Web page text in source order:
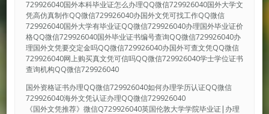
729926040国外本科毕业证怎么办理QQ微信729926040国外大学文
凭高仿真制作QQ微信729926040办国外文凭可找工作QQ微信
729926040国外大学有毕业证QQ微信729926040办理国外毕业证价
格QQ微信729926040国外毕业证书编号查询QQ微信729926040办
理国外文凭要交定金吗QQ微信729926040办国外可查文凭QQ微信
729926040网上购买真文凭可信吗QQ微信729926040学士学位证书
查询机构QQ微信729926040
国外资格证书办理QQ微信729926040如何办理学历认证QQ微信
729926040海外文凭认证办理QQ微信729926040
《国外文凭推荐》微信Q729926040英国伦敦大学学院毕业证|办理